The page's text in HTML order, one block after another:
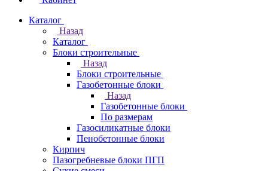
Каталог
Назад
Каталог
Блоки строительные
Назад
Блоки строительные
Газобетонные блоки
Назад
Газобетонные блоки
По размерам
Газосиликатные блоки
Пенобетонные блоки
Кирпич
Пазогребневые блоки ПГП